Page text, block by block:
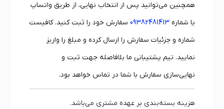
همچنین می‌توانید پس از انتخاب نهایی، از طریق واتساپ
یا شماره 09382481413 سفارش خود را ثبت کنید. کافیست
شماره و جزئیات سفارش را ارسال کرده و مبلغ را واریز
نمایید. تیم پشتیبانی ما بلافاصله جهت ثبت و
نهایی‌سازی سفارش با شما در تماس خواهد بود.
هزینه بسته‌بندی بر عهده مشتری می‌باشد.